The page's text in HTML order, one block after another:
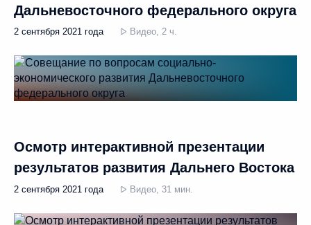
Дальневосточного федерального округа
2 сентября 2021 года Видео, 2 ч.
Осмотр интерактивной презентации
результатов развития Дальнего Востока
2 сентября 2021 года Видео, 31 мин.